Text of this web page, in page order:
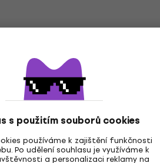
s použitím souborů cookies
používáme k zajištění funkčnosti
Po udělení souhlasu je využíváme k
a personalizaci reklamy na